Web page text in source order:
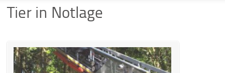
Tier in Notlage